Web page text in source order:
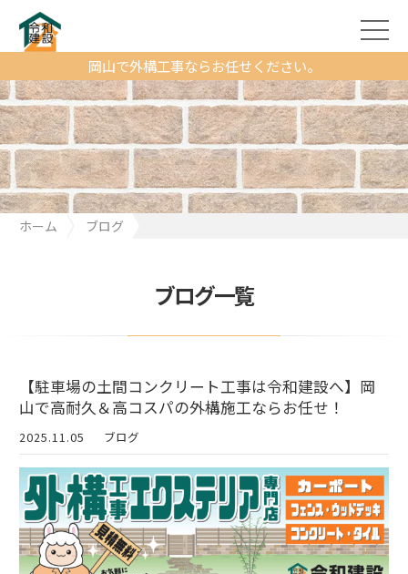
岡山で外構工事ならお任せください。
ホーム
ブログ
ブログ一覧
【駐車場の土間コンクリート工事は令和建設へ】岡
山で高耐久＆高コスパの外構施工ならお任せ！
2025.11.05 ブログ